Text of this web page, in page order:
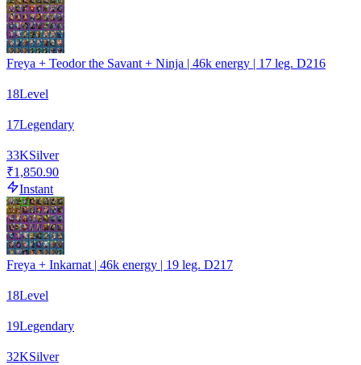
Freya + Teodor the Savant + Ninja | 46k energy | 17 leg. D216
18Level
17Legendary
33KSilver
₹1,850.90
Instant
Freya + Inkarnat | 46k energy | 19 leg. D217
18Level
19Legendary
32KSilver